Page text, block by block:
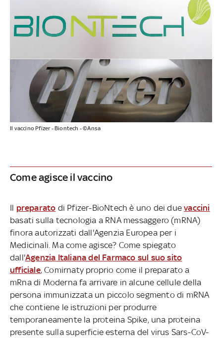
Il vaccino Pfizer - Biontech - ©Ansa
Come agisce il vaccino
Il preparato di Pfizer-BioNtech è uno dei duevaccini
basati sulla tecnologia a RNA messaggero (mRNA)
finora autorizzati dall'Agenzia Europea per i
Medicinali. Ma come agisce? Come spiegato
dall'Agenzia Italiana del Farmaco sul suo sito
ufficiale, Comirnaty proprio come il preparato a
mRna di Moderna fa arrivare in alcune cellule della
persona immunizzata un piccolo segmento di mRNA
che contiene le istruzioni per produrre
temporaneamente la proteina Spike, una proteina
presente sulla superficie esterna del virus Sars-CoV-